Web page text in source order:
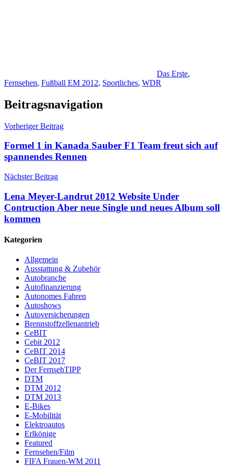
Das Erste,
Fernsehen, Fußball EM 2012, Sportliches, WDR
Beitragsnavigation
Vorheriger Beitrag
Formel 1 in Kanada Sauber F1 Team freut sich auf
spannendes Rennen
Nächster Beitrag
Lena Meyer-Landrut 2012 Website Under
Contruction Aber neue Single und neues Album soll
kommen
Kategorien
Allgemein
Ausstattung & Zubehör
Autobranche
Autofinanzierung
Autonomes Fahren
Autoshows
Autoversicherungen
Brennstoffzellenantrieb
CeBIT
Cebit 2012
CeBIT 2014
CeBIT 2017
Der FernsehTIPP
DTM
DTM 2012
DTM 2013
E-Bikes
E-Mobilität
Elektroautos
Erlkönige
Featured
Fernsehen/Film
FIFA Frauen-WM 2011